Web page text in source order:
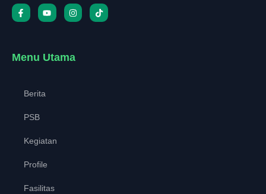
Menu Utama
Berita
PSB
Kegiatan
Profile
Fasilitas